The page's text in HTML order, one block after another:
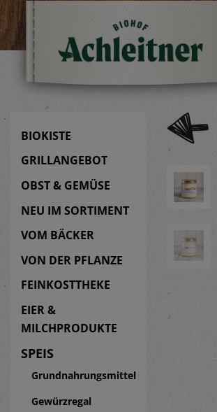
BIOKISTE
GRILLANGEBOT
OBST & GEMÜSE
NEU IM SORTIMENT
VOM BÄCKER
VON DER PFLANZE
FEINKOSTTHEKE
EIER &
MILCHPRODUKTE
SPEIS
Grundnahrungsmittel
Gewürzregal